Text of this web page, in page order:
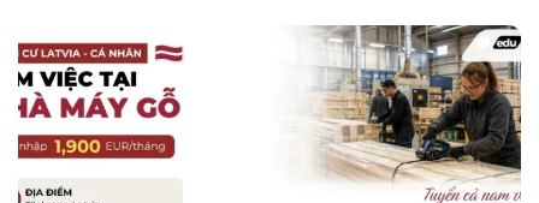
Trong bài viết dưới đây, anh [...]